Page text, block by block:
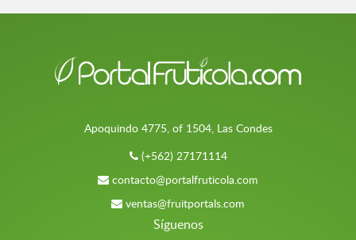
Apoquindo 4775, of 1504, Las Condes
(+562) 27171114
contacto@portalfruticola.com
ventas@fruitportals.com
Síguenos